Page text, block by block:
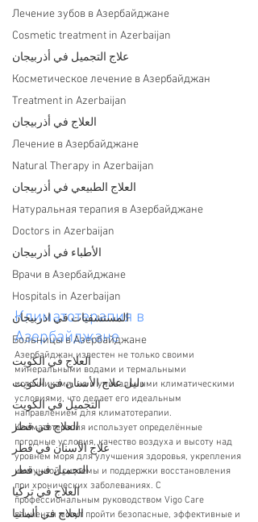
Лечение зубов в Азербайджане
Cosmetic treatment in Azerbaijan
علاج التجميل في أذربيجان
Косметическое лечение в Азербайджан
Treatment in Azerbaijan
العلاج في أذربيجان
Лечение в Азербайджане
Natural Therapy in Azerbaijan
العلاج الطبيعي في أذربيجان
Натуральная терапия в Азербайджане
Doctors in Azerbaijan
الأطباء في أذربيجان
Врачи в Азербайджане
Hospitals in Azerbaijan
المستشفيات في اذربيجان
Больницы в Азербайджане
العلاج في الكويت
دليل علاج الأسنان في الكويت
التجميل في الكويت
العلاج في قطر
علاج الأسنان في قطر
التجميل في قطر
العلاج في تركيا
العلاج في ألمانيا
Климатотерапия в
Азербайджане
Азербайджан известен не только своими
минеральными водами и термальными
источниками, но и уникальными климатическими
условиями, что делает его идеальным
направлением для климатотерапии.
Климатотерапия использует определённые
погодные условия, качество воздуха и высоту над
уровнем моря для улучшения здоровья, укрепления
иммунной системы и поддержки восстановления
при хронических заболеваниях. С
профессиональным руководством Vigo Care
пациенты могут пройти безопасные, эффективные и